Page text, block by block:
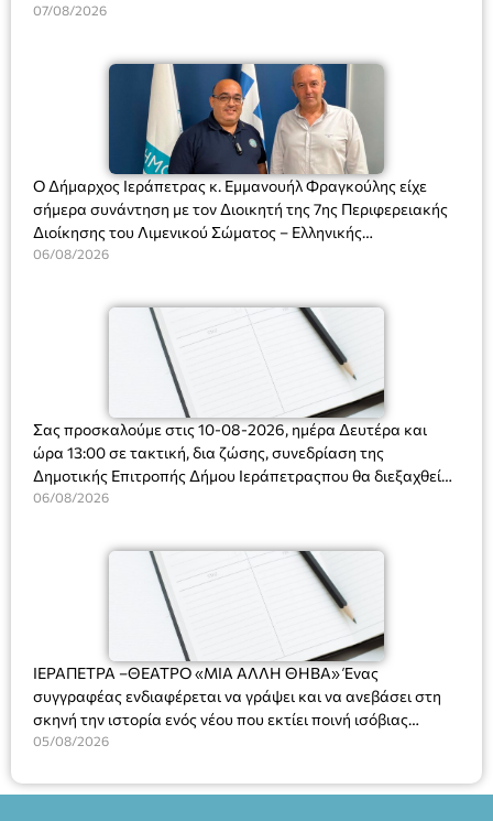
Διευθύντριας του σχολείου κας Μαριάννας Χαΐτα.
07/08/2026
Ο Δήμαρχος Ιεράπετρας κ. Εμμανουήλ Φραγκούλης είχε
σήμερα συνάντηση με τον Διοικητή της 7ης Περιφερειακής
Διοίκησης του Λιμενικού Σώματος – Ελληνικής
Ακτοφυλακής (Λ.Σ.-ΕΛ.ΑΚΤ.), Αρχιπλοίαρχο Λ.Σ. κ. Ιωάννη
06/08/2026
Σας προσκαλούμε στις 10-08-2026, ημέρα Δευτέρα και
ώρα 13:00 σε τακτική, δια ζώσης, συνεδρίαση της
Δημοτικής Επιτροπής Δήμου Ιεράπετραςπου θα διεξαχθεί
στο Δημοτικό Κατάστημα, Δημοκρατίας 31 στην αίθουσα
και λήψη αποφάσεων στα παρακάτω θέματα:
06/08/2026
ΙΕΡΑΠΕΤΡΑ –ΘΕΑΤΡΟ «ΜΙΑ ΑΛΛΗ ΘΗΒΑ» Ένας
συγγραφέας ενδιαφέρεται να γράψει και να ανεβάσει στη
σκηνή την ιστορία ενός νέου που εκτίει ποινή ισόβιας
κάθειρξης για πατροκτονία. Ένα πολυβραβευμένο έργο για
ασθένεια, τον ερωτισμό. Ένα έργο αινιγματικό, συγκινητικό,
05/08/2026